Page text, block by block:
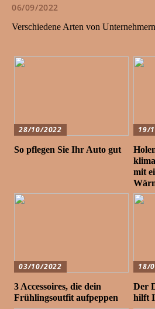
06/09/2022
Verschiedene Arten von Unternehmern
28/10/2022
So pflegen Sie Ihr Auto gut
19/
mit
03/10/2022
3 Accessoires, die dein
Frühlingsoutfit aufpeppen
18/
Der
hilft